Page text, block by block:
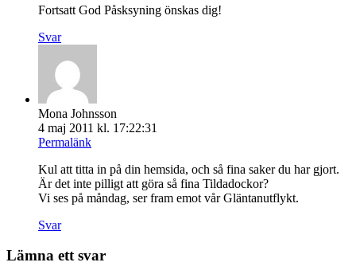
Fortsatt God Påsksyning önskas dig!
Svar
Mona Johnsson
4 maj 2011 kl. 17:22:31
Permalänk
Kul att titta in på din hemsida, och så fina saker du har gjort.
Är det inte pilligt att göra så fina Tildadockor?
Vi ses på måndag, ser fram emot vår Gläntanutflykt.
Svar
Lämna ett svar